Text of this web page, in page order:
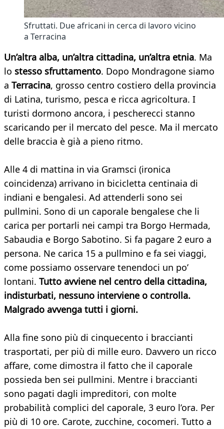
Sfruttati. Due africani in cerca di lavoro vicino
a Terracina
Un’altra alba, un’altra cittadina, un’altra etnia. Ma
lo stesso sfruttamento. Dopo Mondragone siamo
a Terracina, grosso centro costiero della provincia
di Latina, turismo, pesca e ricca agricoltura. I
turisti dormono ancora, i pescherecci stanno
scaricando per il mercato del pesce. Ma il mercato
delle braccia è già a pieno ritmo.
Alle 4 di mattina in via Gramsci (ironica
coincidenza) arrivano in bicicletta centinaia di
indiani e bengalesi. Ad attenderli sono sei
pullmini. Sono di un caporale bengalese che li
carica per portarli nei campi tra Borgo Hermada,
Sabaudia e Borgo Sabotino. Si fa pagare 2 euro a
persona. Ne carica 15 a pullmino e fa sei viaggi,
come possiamo osservare tenendoci un po’
lontani. Tutto avviene nel centro della cittadina,
indisturbati, nessuno interviene o controlla.
Malgrado avvenga tutti i giorni.
Alla fine sono più di cinquecento i braccianti
trasportati, per più di mille euro. Davvero un ricco
affare, come dimostra il fatto che il caporale
possieda ben sei pullmini. Mentre i braccianti
sono pagati dagli impreditori, con molte
probabilità complici del caporale, 3 euro l’ora. Per
più di 10 ore. Carote, zucchine, cocomeri. Tutto a